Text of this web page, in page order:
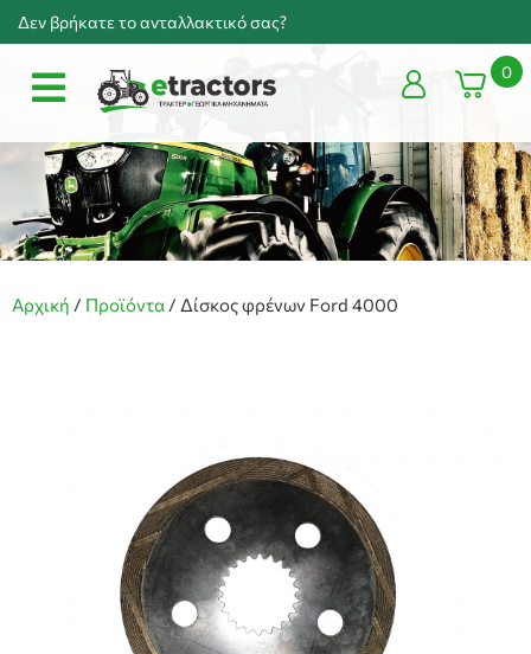
Δεν βρήκατε το ανταλλακτικό σας?
0
Αρχική / Προϊόντα / Δίσκος φρένων Ford 4000